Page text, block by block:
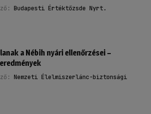
Budapesti Értéktőzsde Nyrt.
a Nébih nyári ellenőrzései –
Nemzeti Élelmiszerlánc-biztonsági